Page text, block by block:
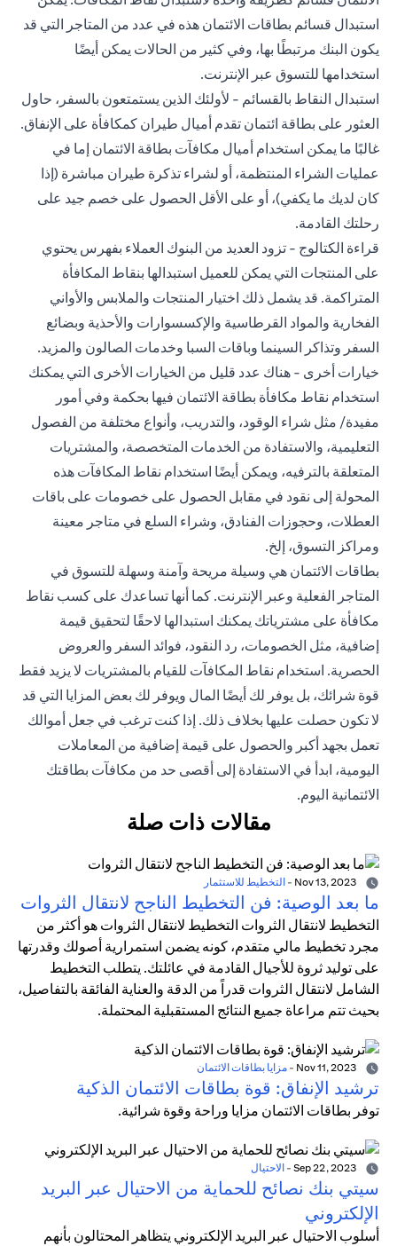
استبدال قسائم بطاقات الائتمان هذه في عدد من المتاجر التي قد
يكون البنك مرتبطًا بها، وفي كثير من الحالات يمكن أيضًا
استخدامها للتسوق عبر الإنترنت.
استبدال النقاط بالقسائم - لأولئك الذين يستمتعون بالسفر، حاول
العثور على بطاقة ائتمان تقدم أميال طيران كمكافأة على الإنفاق.
غالبًا ما يمكن استخدام أميال مكافآت بطاقة الائتمان إما في
عمليات الشراء المنتظمة، أو لشراء تذكرة طيران مباشرة (إذا
كان لديك ما يكفي)، أو على الأقل الحصول على خصم جيد على
رحلتك القادمة.
قراءة الكتالوج - تزود العديد من البنوك العملاء بفهرس يحتوي
على المنتجات التي يمكن للعميل استبدالها بنقاط المكافأة
المتراكمة. قد يشمل ذلك اختيار المنتجات والملابس والأواني
الفخارية والمواد القرطاسية والإكسسوارات والأحذية وبضائع
السفر وتذاكر السينما وباقات السبا وخدمات الصالون والمزيد.
خيارات أخرى - هناك عدد قليل من الخيارات الأخرى التي يمكنك
استخدام نقاط مكافأة بطاقة الائتمان فيها بحكمة وفي أمور
مفيدة/ مثل شراء الوقود، والتدريب، وأنواع مختلفة من الفصول
التعليمية، والاستفادة من الخدمات المتخصصة، والمشتريات
المتعلقة بالترفيه، ويمكن أيضًا استخدام نقاط المكافآت هذه
المحولة إلى نقود في مقابل الحصول على خصومات على باقات
العطلات، وحجوزات الفنادق، وشراء السلع في متاجر معينة
ومراكز التسوق، إلخ.
بطاقات الائتمان هي وسيلة مريحة وآمنة وسهلة للتسوق في
المتاجر الفعلية وعبر الإنترنت. كما أنها تساعدك على كسب نقاط
مكافأة على مشترياتك يمكنك استبدالها لاحقًا لتحقيق قيمة
إضافية، مثل الخصومات، رد النقود، فوائد السفر والعروض
الحصرية. استخدام نقاط المكافآت للقيام بالمشتريات لا يزيد فقط
قوة شرائك، بل يوفر لك أيضًا المال ويوفر لك بعض المزايا التي قد
لا تكون حصلت عليها بخلاف ذلك. إذا كنت ترغب في جعل أموالك
تعمل بجهد أكبر والحصول على قيمة إضافية من المعاملات
اليومية، ابدأ في الاستفادة إلى أقصى حد من مكافآت بطاقتك
الائتمانية اليوم.
مقالات ذات صلة
- التخطيط للاستثمار
ما بعد الوصية: فن التخطيط الناجح لانتقال الثروات
التخطيط لانتقال الثروات التخطيط لانتقال الثروات هو أكثر من
مجرد تخطيط مالي متقدم، كونه يضمن استمرارية أصولك وقدرتها
على توليد ثروة للأجيال القادمة في عائلتك. يتطلب التخطيط
الشامل لانتقال الثروات قدراً من الدقة والعناية الفائقة بالتفاصيل،
بحيث تتم مراعاة جميع النتائج المستقبلية المحتملة.
- مزايا بطاقات الائتمان
ترشيد الإنفاق: قوة بطاقات الائتمان الذكية
توفر بطاقات الائتمان مزايا وراحة وقوة شرائية.
- الاحتيال
سيتي بنك نصائح للحماية من الاحتيال عبر البريد
الإلكتروني
أسلوب الاحتيال عبر البريد الإلكتروني يتظاهر المحتالون بأنهم